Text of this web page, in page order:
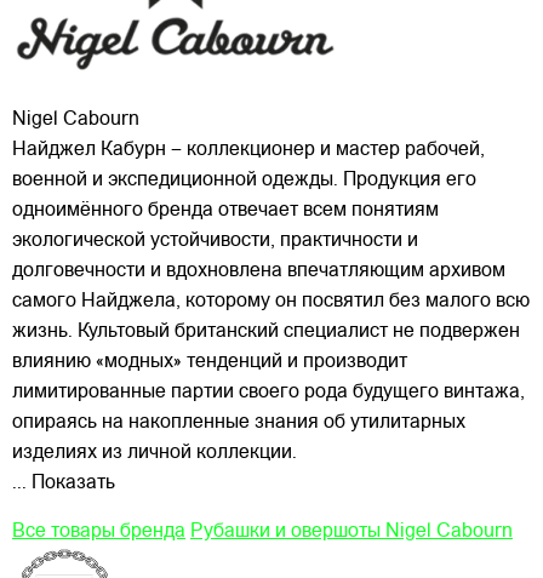
Nigel Cabourn
Найджел Кабурн – коллекционер и мастер рабочей,
военной и экспедиционной одежды. Продукция его
одноимённого бренда отвечает всем понятиям
экологической устойчивости, практичности и
долговечности и вдохновлена впечатляющим архивом
самого Найджела, которому он посвятил без малого всю
жизнь. Культовый британский специалист не подвержен
влиянию «модных» тенденций и производит
лимитированные партии своего рода будущего винтажа,
опираясь на накопленные знания об утилитарных
изделиях из личной коллекции.
... Показать
Все товары бренда Рубашки и овершоты Nigel Cabourn